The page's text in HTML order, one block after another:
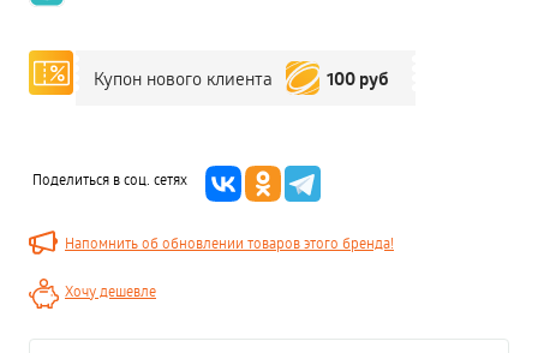
Купон нового клиента 100 руб
Поделиться в соц. сетях
Напомнить об обновлении товаров этого бренда!
Хочу дешевле